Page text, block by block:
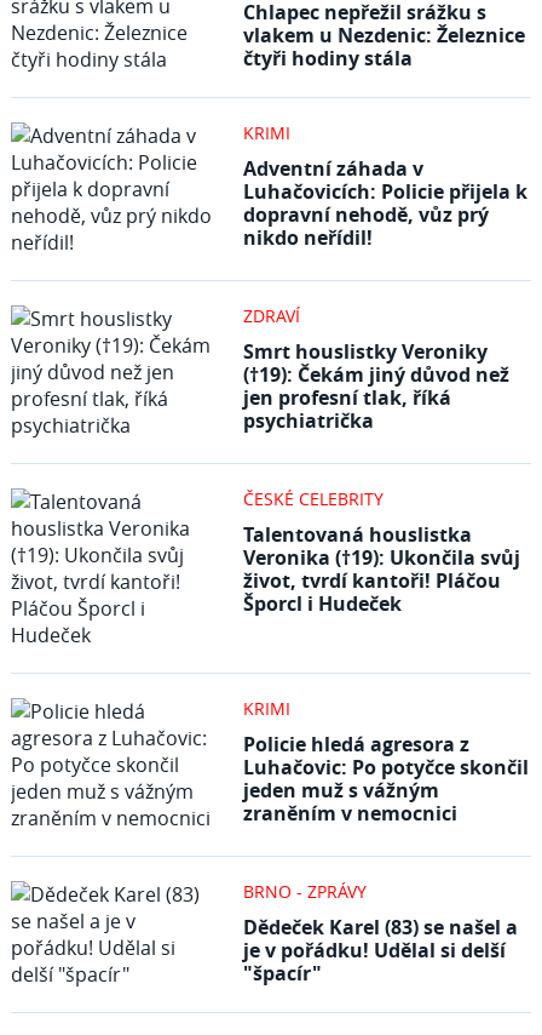
Chlapec nepřežil srážku s
vlakem u Nezdenic: Železnice
čtyři hodiny stála
KRIMI
Adventní záhada v
Luhačovicích: Policie přijela k
dopravní nehodě, vůz prý
nikdo neřídil!
ZDRAVÍ
Smrt houslistky Veroniky
(†19): Čekám jiný důvod než
jen profesní tlak, říká
psychiatrička
ČESKÉ CELEBRITY
Talentovaná houslistka
Veronika (†19): Ukončila svůj
život, tvrdí kantoři! Pláčou
Šporcl i Hudeček
KRIMI
Policie hledá agresora z
Luhačovic: Po potyčce skončil
jeden muž s vážným
zraněním v nemocnici
BRNO - ZPRÁVY
Dědeček Karel (83) se našel a
je v pořádku! Udělal si delší
"špacír"